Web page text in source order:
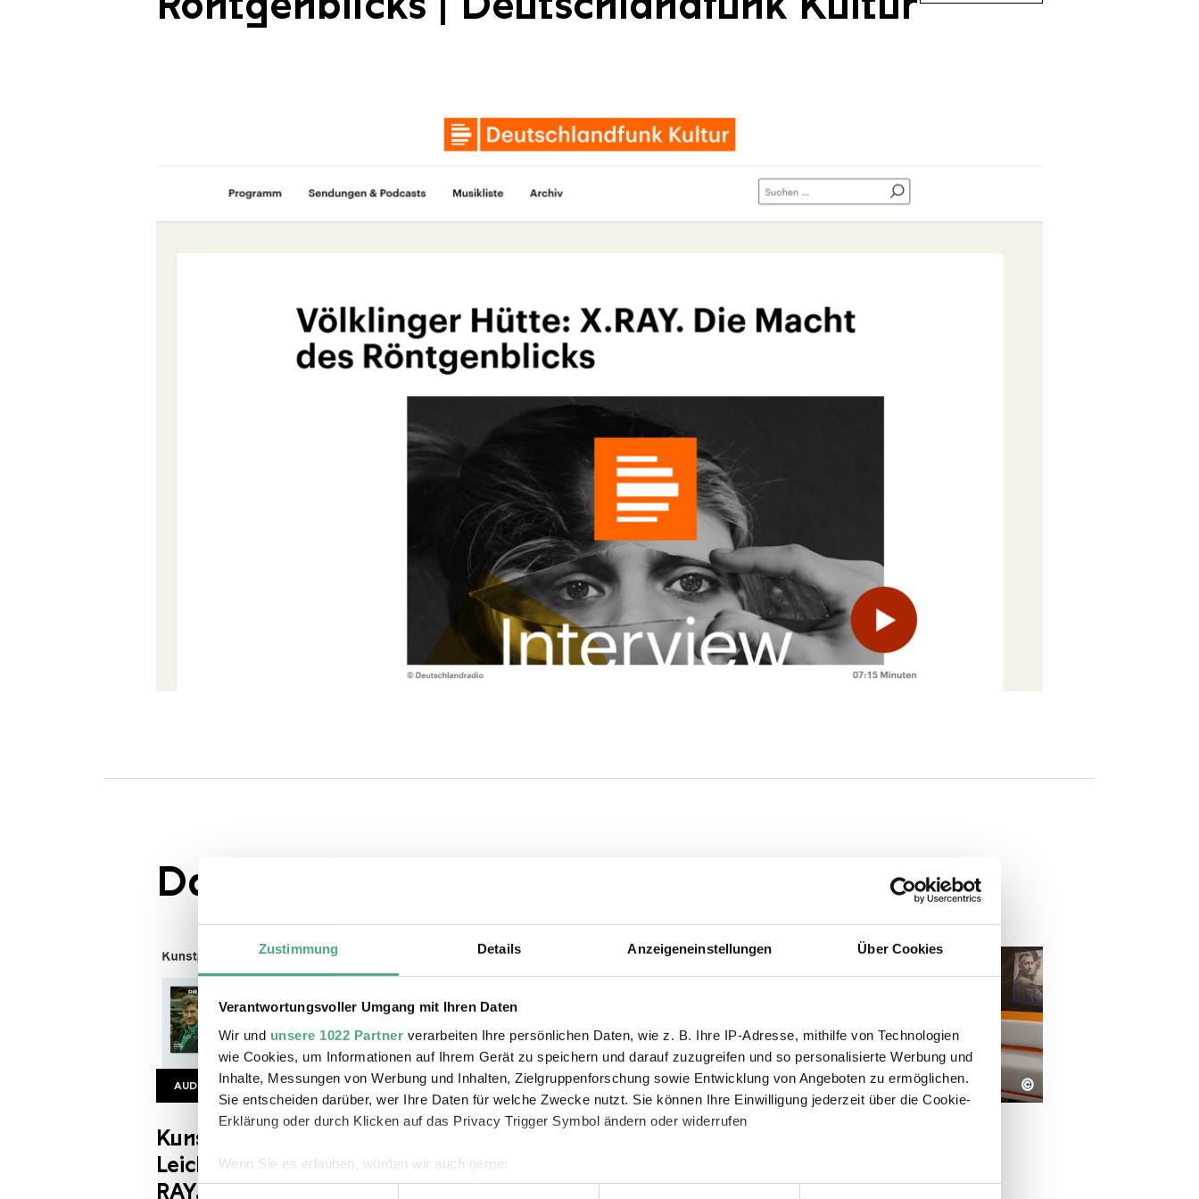
Zustimmung Details Anzeigeneinstellungen Über Cookies
Verantwortungsvoller Umgang mit Ihren Daten
Wir und unsere 1022 Partner verarbeiten Ihre persönlichen Daten, wie z. B. Ihre IP-Adresse, mithilfe von Technologien
wie Cookies, um Informationen auf Ihrem Gerät zu speichern und darauf zuzugreifen und so personalisierte Werbung und
Inhalte, Messungen von Werbung und Inhalten, Zielgruppenforschung sowie Entwicklung von Angeboten zu ermöglichen.
Sie entscheiden darüber, wer Ihre Daten für welche Zwecke nutzt. Sie können Ihre Einwilligung jederzeit über die Cookie-
Erklärung oder durch Klicken auf das Privacy Trigger Symbol ändern oder widerrufen
Wenn Sie es erlauben, würden wir auch gerne:
Informationen über Ihre geografische Lage erfassen, welche bis auf einige Meter genau sein können
Einwilligungsauswahl
Das könnte Sie auch interessieren
Kunstpodcast
AUDIO
Kunstpodcast Die
Leichtigkeit der Kunst | X-
RAY. Die Macht des
La Boite de M.Alice
VIDEO
passé au Rayon-X |
Moselle TV
ZDF MIttagsmagazin 21.11.2025
Copyright: ZDF
©
VIDEO
Mittagsmagazin